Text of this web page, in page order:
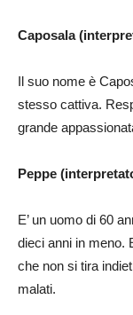
Caposala
Il suo nome è
stesso cattiva.
grande
Peppe
E’ un uomo di 60
dieci anni in meno.
che non si tira
malati.